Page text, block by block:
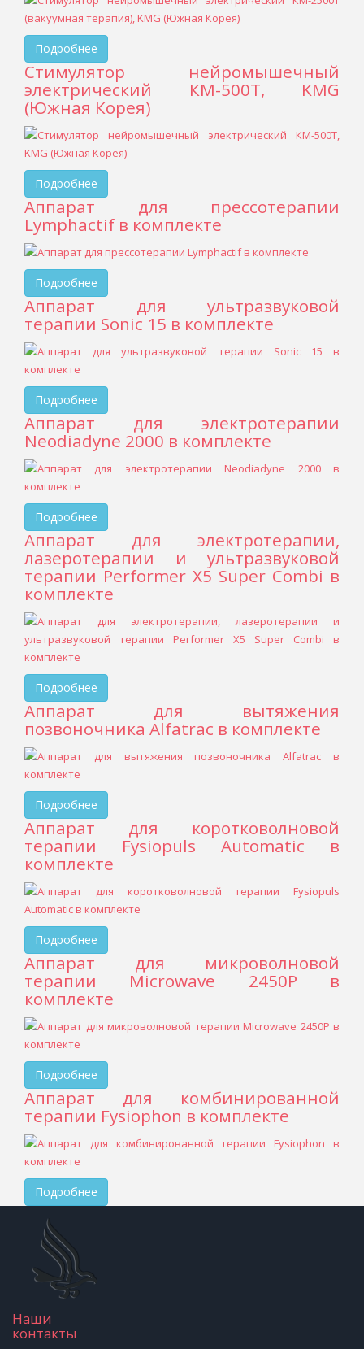
Подробнее
Стимулятор нейромышечный
электрический КМ-500Т, KMG
(Южная Корея)
Подробнее
Аппарат для прессотерапии
Lymphactif в комплекте
Подробнее
Аппарат для ультразвуковой
терапии Sonic 15 в комплекте
Подробнее
Аппарат для электротерапии
Neodiadyne 2000 в комплекте
Подробнее
Аппарат для электротерапии,
лазеротерапии и ультразвуковой
терапии Performer X5 Super Combi в
комплекте
Подробнее
Аппарат для вытяжения
позвоночника Alfatrac в комплекте
Подробнее
Аппарат для коротковолновой
терапии Fysiopuls Automatic в
комплекте
Подробнее
Аппарат для микроволновой
терапии Microwave 2450P в
комплекте
Подробнее
Аппарат для комбинированной
терапии Fysiophon в комплекте
Подробнее
Наши
контакты